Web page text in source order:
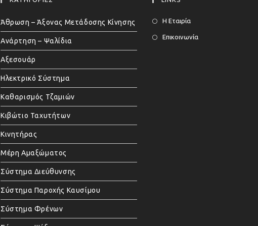
Άθρωση – Άξονας Μετάδοσης Κίνησης
Ανάρτηση – Ψαλίδια
Αξεσουάρ
Ηλεκτρικό Σύστημα
Καθαρισμός Τζαμιών
Κιβώτιο Ταχυτήτων
Κινητήρας
Μέρη Αμαξώματος
Σύστημα Διεύθυνσης
Σύστημα Παροχής Καυσίμου
Σύστημα Φρένων
Η Εταιρία
Επικοινωνία